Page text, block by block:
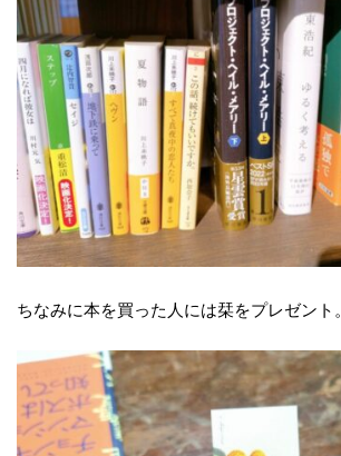
ちなみに本を買った人には栞をプレゼント。